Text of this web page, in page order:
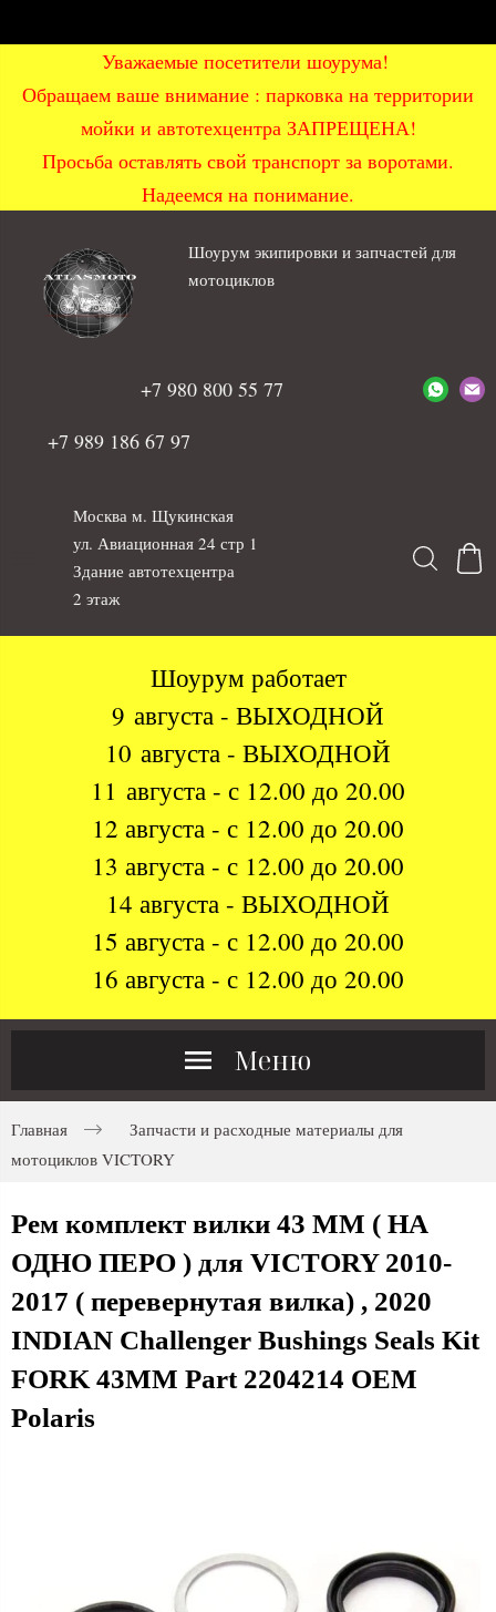
Уважаемые посетители шоурума!
Обращаем ваше внимание : парковка на территории
мойки и автотехцентра ЗАПРЕЩЕНА!
Просьба оставлять свой транспорт за воротами.
Надеемся на понимание.
Шоурум экипировки и запчастей для
мотоциклов
+7 980 800 55 77
+7 989 186 67 97
Москва м. Щукинская
ул. Авиационная 24 стр 1
Здание автотехцентра
2 этаж
Шоурум работает
9 августа - ВЫХОДНОЙ
10 августа - ВЫХОДНОЙ
11 августа - с 12.00 до 20.00
12 августа - с 12.00 до 20.00
13 августа - с 12.00 до 20.00
14 августа - ВЫХОДНОЙ
15 августа - с 12.00 до 20.00
16 августа - с 12.00 до 20.00
Меню
Главная
Запчасти и расходные материалы для
мотоциклов VICTORY
Рем комплект вилки 43 ММ ( НА
ОДНО ПЕРО ) для VICTORY 2010-
2017 ( перевернутая вилка) , 2020
INDIAN Challenger Bushings Seals Kit
FORK 43MM Part 2204214 OEM
Polaris